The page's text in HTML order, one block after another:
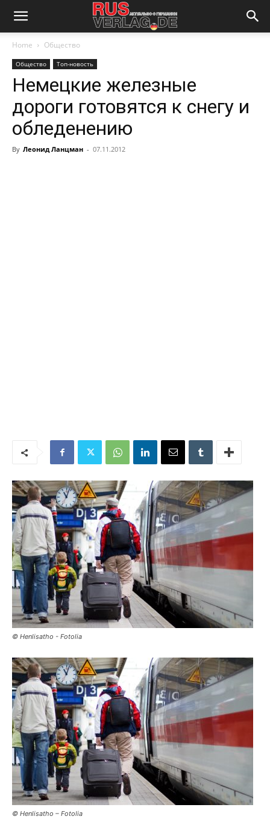
Home Общество
Общество Топ-новость
Немецкие железные
дороги готовятся к снегу и
обледенению
By Леонид Ланцман - 07.11.2012
© Henlisatho - Fotolia
© Henlisatho – Fotolia